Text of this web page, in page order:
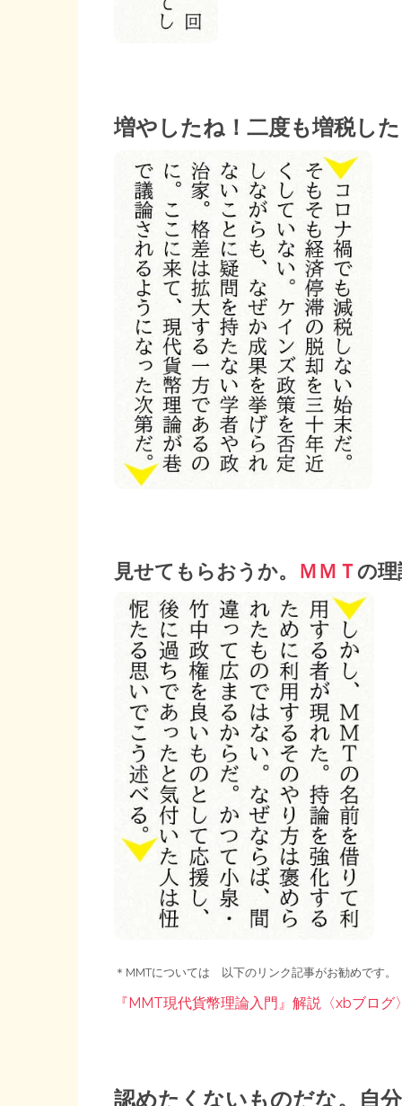
増やしたね！二度も増税し
見せてもらおうか。 ＭＭＴの
＊MMTについては 以下のリンク記事がお勧めです。
『MMT現代貨幣理論入門』解説〈xbブロ
認めたくないものだな。自